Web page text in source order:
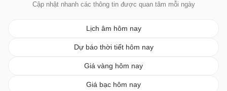
Cập nhật nhanh các thông tin được quan tâm mỗi ngày
Lịch âm hôm nay
Dự báo thời tiết hôm nay
Giá vàng hôm nay
Giá bạc hôm nay